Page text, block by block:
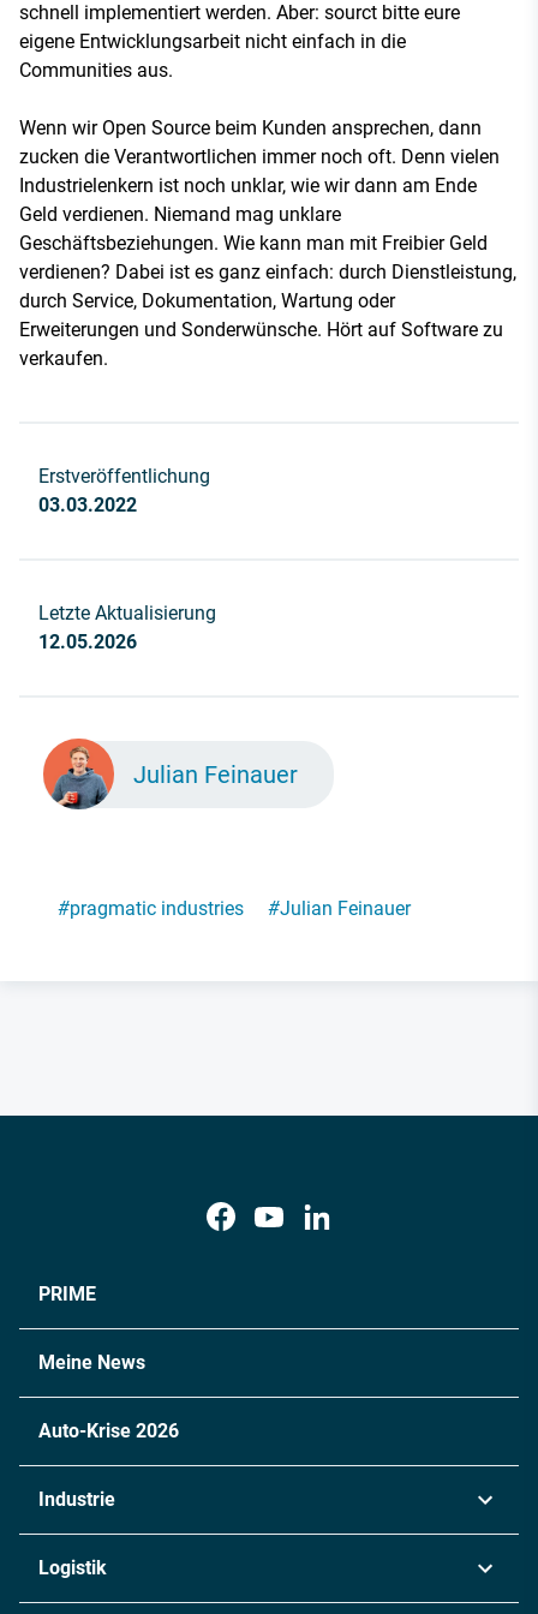
schnell implementiert werden. Aber: sourct bitte eure
eigene Entwicklungsarbeit nicht einfach in die
Communities aus.
Wenn wir Open Source beim Kunden ansprechen, dann
zucken die Verantwortlichen immer noch oft. Denn vielen
Industrielenkern ist noch unklar, wie wir dann am Ende
Geld verdienen. Niemand mag unklare
Geschäftsbeziehungen. Wie kann man mit Freibier Geld
verdienen? Dabei ist es ganz einfach: durch Dienstleistung,
durch Service, Dokumentation, Wartung oder
Erweiterungen und Sonderwünsche. Hört auf Software zu
verkaufen.
Erstveröffentlichung
03.03.2022
Letzte Aktualisierung
12.05.2026
Julian Feinauer
#pragmatic industries #Julian Feinauer
PRIME
Meine News
Auto-Krise 2026
Industrie
Logistik